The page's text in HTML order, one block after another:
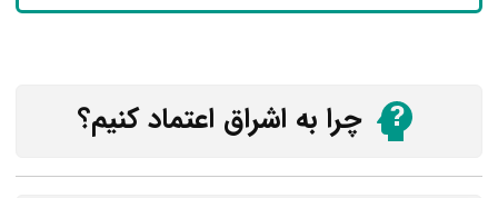
چرا به اشراق اعتماد کنیم؟